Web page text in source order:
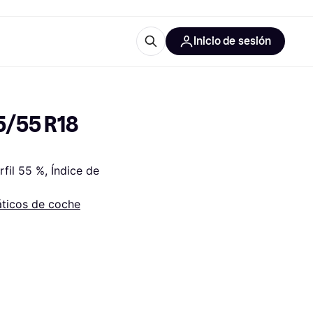
Inicio de sesión
55 R18
55 %, Índice de
de coche